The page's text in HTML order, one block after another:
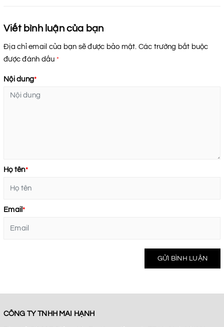
Viết bình luận của bạn
Địa chỉ email của bạn sẽ được bảo mật. Các trường bắt buộc
được đánh dấu *
Nội dung*
Họ tên*
Email*
GỬI BÌNH LUẬN
CÔNG TY TNHH MAI HẠNH